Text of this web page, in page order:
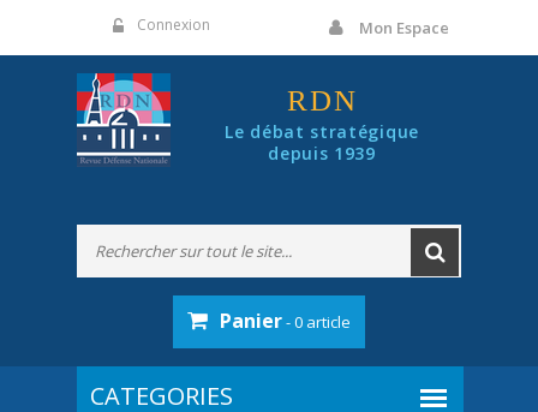
Connexion Mon Espace
RDN
Le débat stratégique
depuis 1939
Panier- 0 article